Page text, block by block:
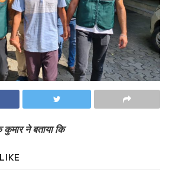
ने बताया कि